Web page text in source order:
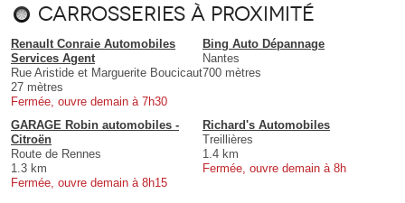
Carrosseries à proximité
Renault Conraie Automobiles
Services Agent
Rue Aristide et Marguerite Boucicaut
27 mètres
Fermée, ouvre demain à 7h30
Bing Auto Dépannage
Nantes
700 mètres
GARAGE Robin automobiles -
Citroën
Route de Rennes
1.3 km
Fermée, ouvre demain à 8h15
Richard's Automobiles
Treillières
1.4 km
Fermée, ouvre demain à 8h